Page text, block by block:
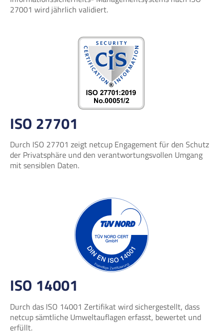
27001 wird jährlich validiert.
ISO 27701
Durch ISO 27701 zeigt netcup Engagement für den Schutz
der Privatsphäre und den verantwortungsvollen Umgang
mit sensiblen Daten.
ISO 14001
Durch das ISO 14001 Zertifikat wird sichergestellt, dass
netcup sämtliche Umweltauflagen erfasst, bewertet und
erfüllt.